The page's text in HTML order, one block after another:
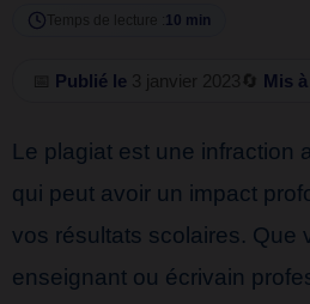
Temps de lecture : 10 min
Publié le 3 janvier 2023 🔄 Mis
Le plagiat est une infraction
qui peut avoir un impact
vos résultats scolaires. Que
enseignant ou écrivain